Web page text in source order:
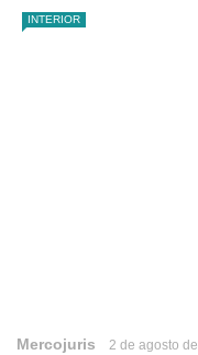
INTERIOR
Mercojuris 2 de agosto